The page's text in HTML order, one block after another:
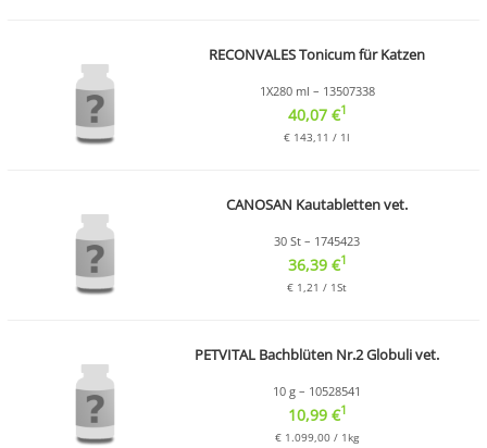
RECONVALES Tonicum für Katzen
1X280 ml – 13507338
40,07 €1
€ 143,11 / 1l
CANOSAN Kautabletten vet.
30 St – 1745423
36,39 €1
€ 1,21 / 1St
PETVITAL Bachblüten Nr.2 Globuli vet.
10 g – 10528541
10,99 €1
€ 1.099,00 / 1kg